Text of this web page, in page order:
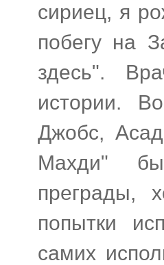
сириец, я
побегу на
здесь".
истории.
Джобс,
Махди"
преграды,
попытки
самих